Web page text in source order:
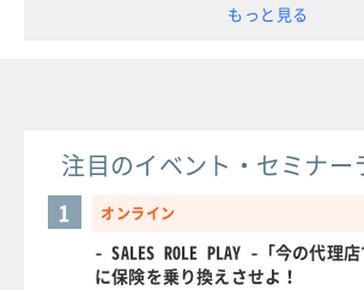
もっと見る
注目のイベント・セミナー
オンライン
1
- SALES ROLE PLAY -「今の代理
に保険を乗り換えさせよ！